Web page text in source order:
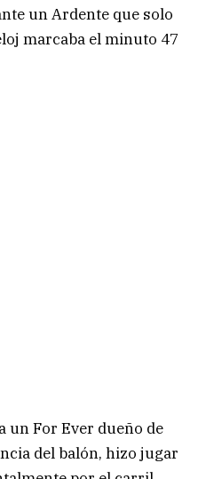
un Ardente que solo
marcaba el minuto 47
un For Ever dueño de
del balón, hizo jugar